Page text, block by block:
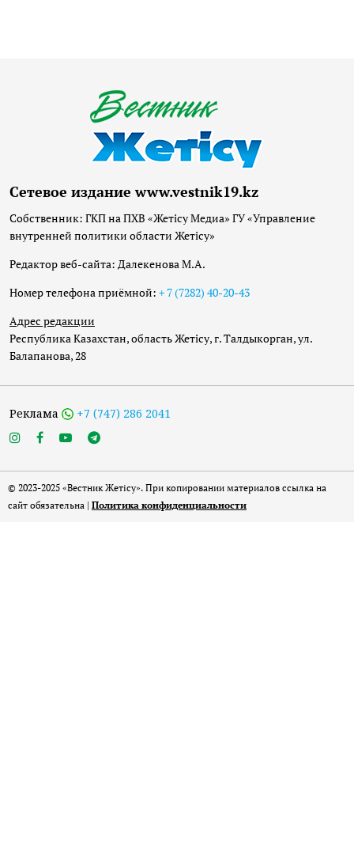
Сетевое издание www.vestnik19.kz
Собственник: ГКП на ПХВ «Жетісу Медиа» ГУ «Управление
внутренней политики области Жетісу»
Редактор веб-сайта: Далекенова М.А.
Номер телефона приёмной: + 7 (7282) 40-20-43
Адрес редакции
Республика Казахстан, область Жетісу, г. Талдыкорган, ул.
Балапанова, 28
Реклама +7 (747) 286 2041
© 2023-2025 «Вестник Жетісу». При копировании материалов ссылка на
сайт обязательна | Политика конфиденциальности